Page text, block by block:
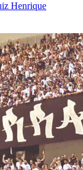
Henrique